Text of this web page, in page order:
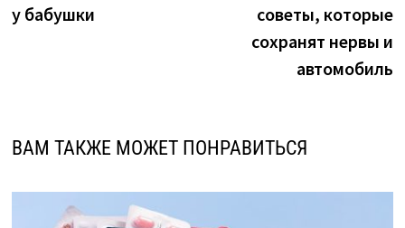
у бабушки
советы, которые
сохранят нервы и
автомобиль
ВАМ ТАКЖЕ МОЖЕТ ПОНРАВИТЬСЯ